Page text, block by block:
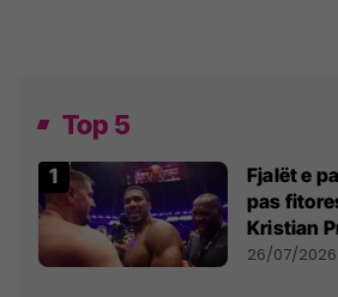
Top 5
Fjalët e
pas
Kristian
26/07/2026